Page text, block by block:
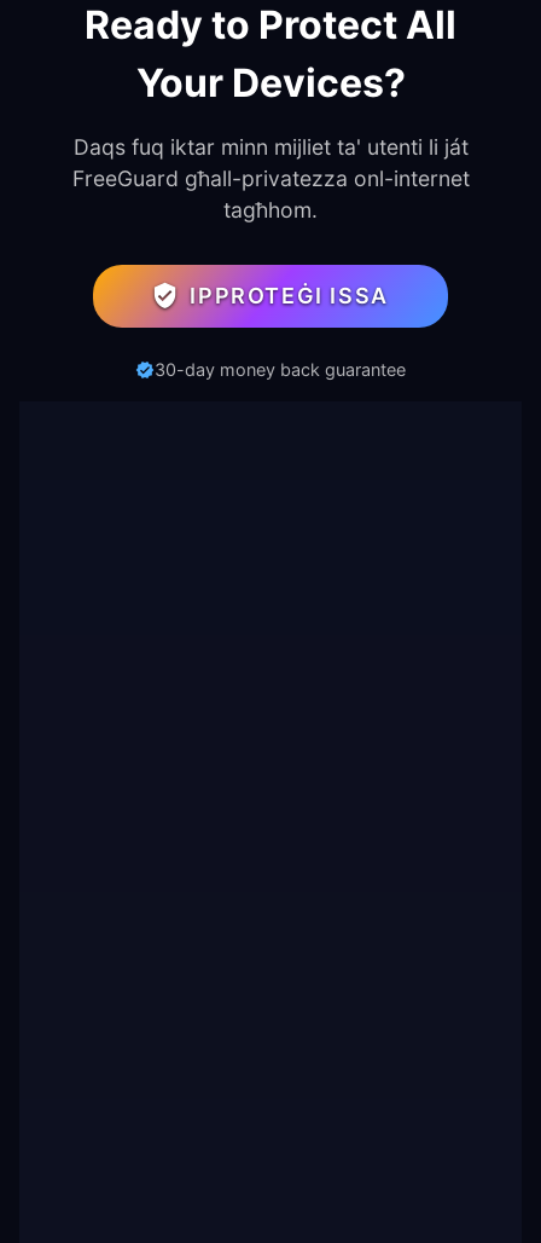
Ready to Protect All
Your Devices?
Daqs fuq iktar minn mijliet ta' utenti li ját
FreeGuard għall-privatezza onl-internet
tagħhom.
IPPROTEĠI ISSA
30-day money back guarantee